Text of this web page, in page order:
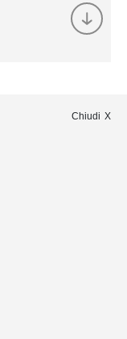
Chiudi